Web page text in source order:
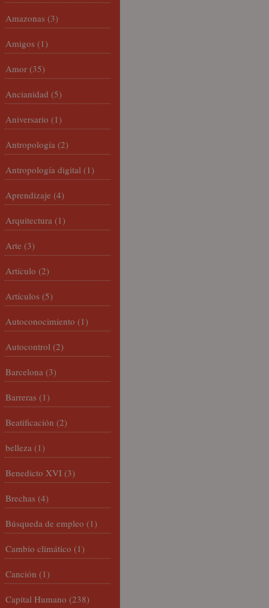
Amazonas (3)
Amigos (1)
Amor (35)
Ancianidad (5)
Aniversario (1)
Antropología (2)
Antropología digital (1)
Aprendizaje (4)
Arquitectura (1)
Arte (3)
Artículo (2)
Artículos (5)
Autoconocimiento (1)
Autocontrol (2)
Barcelona (3)
Barreras (1)
Beatificación (2)
belleza (1)
Benedicto XVI (3)
Brechas (4)
Búsqueda de empleo (1)
Cambio climático (1)
Canción (1)
Capital Humano (238)